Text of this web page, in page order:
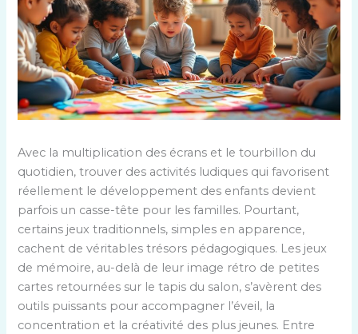
Avec la multiplication des écrans et le tourbillon du
quotidien, trouver des activités ludiques qui favorisent
réellement le développement des enfants devient
parfois un casse-tête pour les familles. Pourtant,
certains jeux traditionnels, simples en apparence,
cachent de véritables trésors pédagogiques. Les jeux
de mémoire, au-delà de leur image rétro de petites
cartes retournées sur le tapis du salon, s’avèrent des
outils puissants pour accompagner l’éveil, la
concentration et la créativité des plus jeunes. Entre